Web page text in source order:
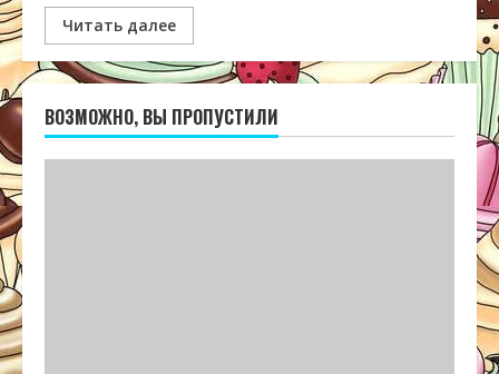
Читать далее
ВОЗМОЖНО, ВЫ ПРОПУСТИЛИ